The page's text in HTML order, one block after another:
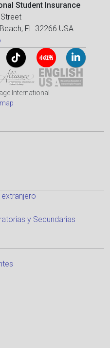
Student Insurance
FL 32266 USA
International
y Secundarias